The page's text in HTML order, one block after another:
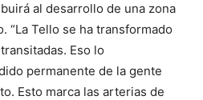
al desarrollo de una zona
“La Tello se ha transformado
Eso lo
permanente de la gente
Esto marca las arterias de